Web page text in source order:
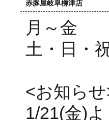
赤豚屋岐阜柳津店
月～金
土・日・
17:00
<お知ら
1/21(金)